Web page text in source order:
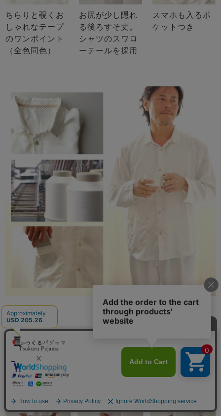
メニュー
ちらりと覗くお
しゃれなテープ
のワンポイント
（全色同色）
お尻が少し隠れ
る後ろすそ丈。
シャツのスワロ
ーテールを採用
スマホも入るポ
ケットつき